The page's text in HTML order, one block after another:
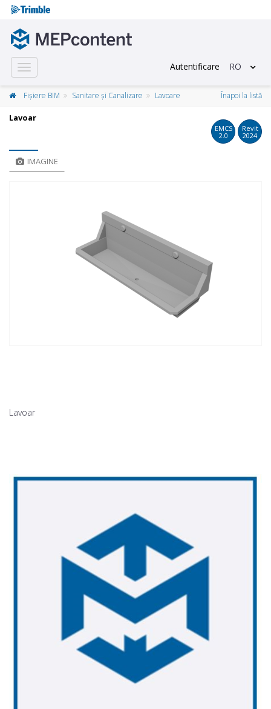
Toggle
navigation
Autentificare RO
Fișiere BIM Sanitare și Canalizare Lavoare Înapoi la listă
Lavoar
EMCS
2.0
Revit
2024
IMAGINE
Lavoar